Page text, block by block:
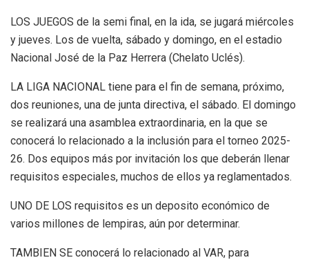
LOS JUEGOS de la semi final, en la ida, se jugará miércoles
y jueves. Los de vuelta, sábado y domingo, en el estadio
Nacional José de la Paz Herrera (Chelato Uclés).
LA LIGA NACIONAL tiene para el fin de semana, próximo,
dos reuniones, una de junta directiva, el sábado. El domingo
se realizará una asamblea extraordinaria, en la que se
conocerá lo relacionado a la inclusión para el torneo 2025-
26. Dos equipos más por invitación los que deberán llenar
requisitos especiales, muchos de ellos ya reglamentados.
UNO DE LOS requisitos es un deposito económico de
varios millones de lempiras, aún por determinar.
TAMBIEN SE conocerá lo relacionado al VAR, para